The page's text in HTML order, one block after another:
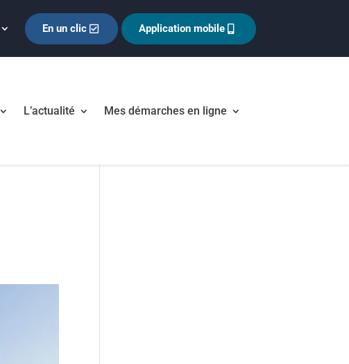
En un clic Application mobile
L’actualité Mes démarches en ligne